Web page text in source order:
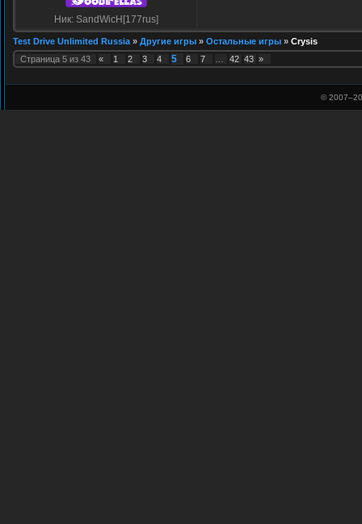
Ник: SandWicH[177rus]
Test Drive Unlimited Russia » Другие игры » Остальные игры » Crysis
Страница 5 из 43 « 1 2 3 4 5 6 7 42 43 »
© 2007–